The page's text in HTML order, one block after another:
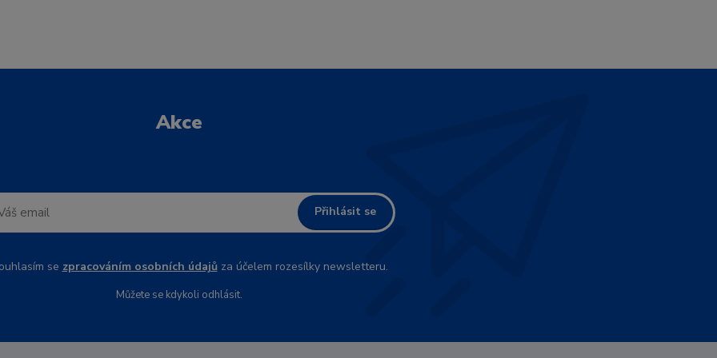
Akce
Přihlásit se
se zpracováním osobních údajůza účelem rozesílky newsletteru.
Můžete se kdykoli odhlásit.